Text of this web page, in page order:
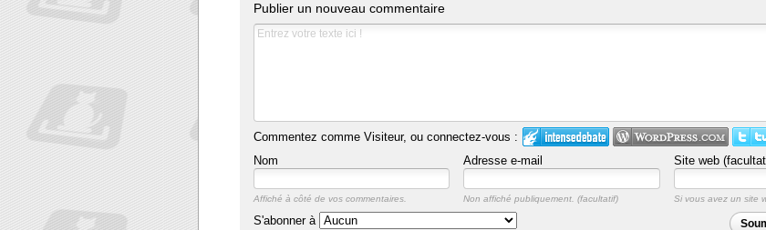
Publier un nouveau commentaire
Commentez comme Visiteur, ou connectez-vous :
Nom Adresse e-mail Site web
Affiché à côté de vos commentaires. Non affiché publiquement. Si vous avez un site
S'abonner à